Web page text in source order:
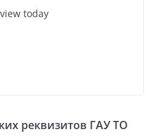
today
реквизитов ГАУ ТО